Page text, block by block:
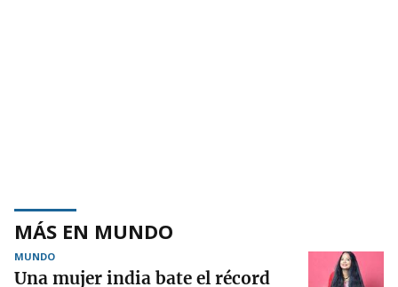
MÁS EN MUNDO
MUNDO
Una mujer india bate el récord